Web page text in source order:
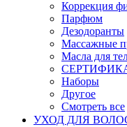
Коррекция
Парфюм
Дезодоранты
Массажные
Масла для
Наборы
Другое
Смотреть все
УХОД ДЛЯ